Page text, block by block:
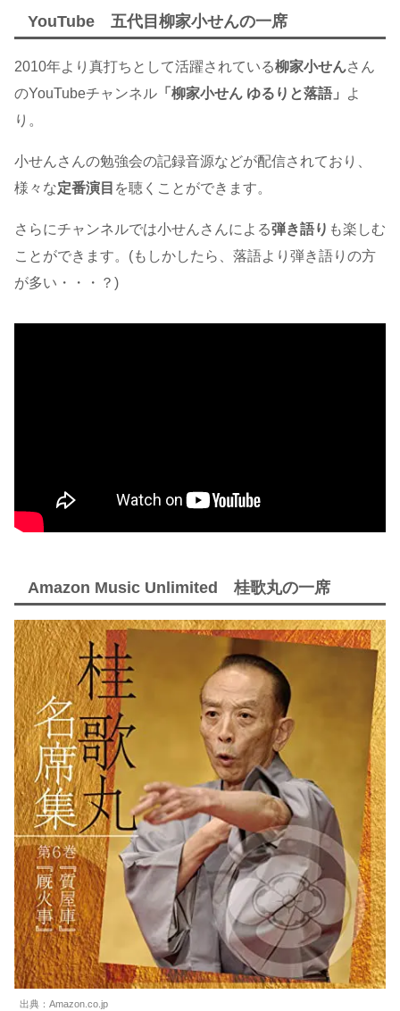
YouTube 五代目柳家小せんの一席
2010年より真打ちとして活躍されている柳家小せんさん
のYouTubeチャンネル 「柳家小せん ゆるりと落語」
よ
り。
小せんさんの勉強会の記録音源などが配信されており、
様々な定番演目 を聴くことができます。
さらにチャンネルでは小せんさんによる弾き語り も楽しむ
ことができます。(もしかしたら、落語より弾き語りの方
が多い・・・？)
Amazon Music Unlimited 桂歌丸の一席
出典：Amazon.co.jp